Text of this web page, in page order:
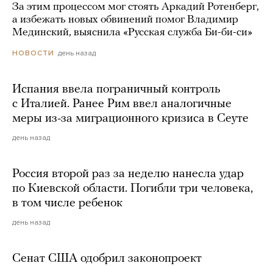
За этим процессом мог стоять Аркадий Ротенберг,
а избежать новых обвинений помог Владимир
Мединский, выяснила «Русская служба Би-би-си»
НОВОСТИ день назад
Испания ввела пограничный контроль
с Италией. Ранее Рим ввел аналогичные
меры из-за миграционного кризиса в Сеуте
день назад
Россия второй раз за неделю нанесла удар
по Киевской области. Погибли три человека,
в том числе ребенок
день назад
Сенат США одобрил законопроект